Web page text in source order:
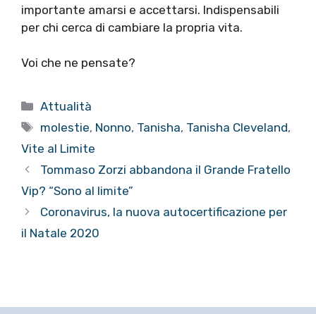
importante amarsi e accettarsi. Indispensabili
per chi cerca di cambiare la propria vita.
Voi che ne pensate?
Categorie
Attualità
Tag
molestie, Nonno, Tanisha, Tanisha Cleveland,
Vite al Limite
Tommaso Zorzi abbandona il Grande Fratello
Vip? “Sono al limite”
Coronavirus, la nuova autocertificazione per
il Natale 2020